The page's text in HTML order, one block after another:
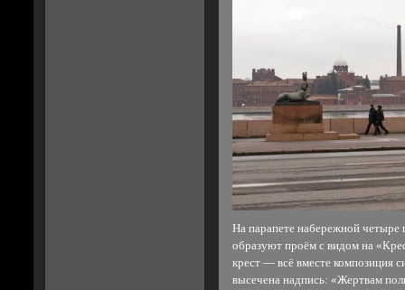
На парапете набережной четыре
образуют проём с видом на
крест — всё вместе композиция
высечена надпись: «Жертвам